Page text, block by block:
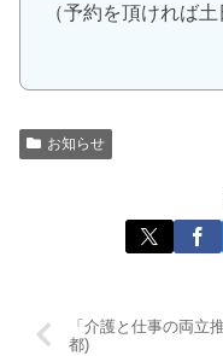
（予約を頂ければ土
お知らせ
「介護と仕事の両立
都)